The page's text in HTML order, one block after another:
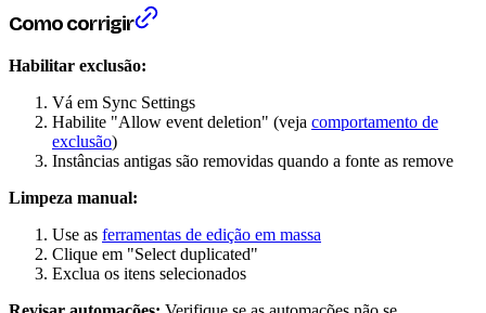
Como corrigir
Habilitar exclusão:
Vá em Sync Settings
Habilite "Allow event deletion" (veja comportamento de
exclusão)
Instâncias antigas são removidas quando a fonte as remove
Limpeza manual:
Use as ferramentas de edição em massa
Clique em "Select duplicated"
Exclua os itens selecionados